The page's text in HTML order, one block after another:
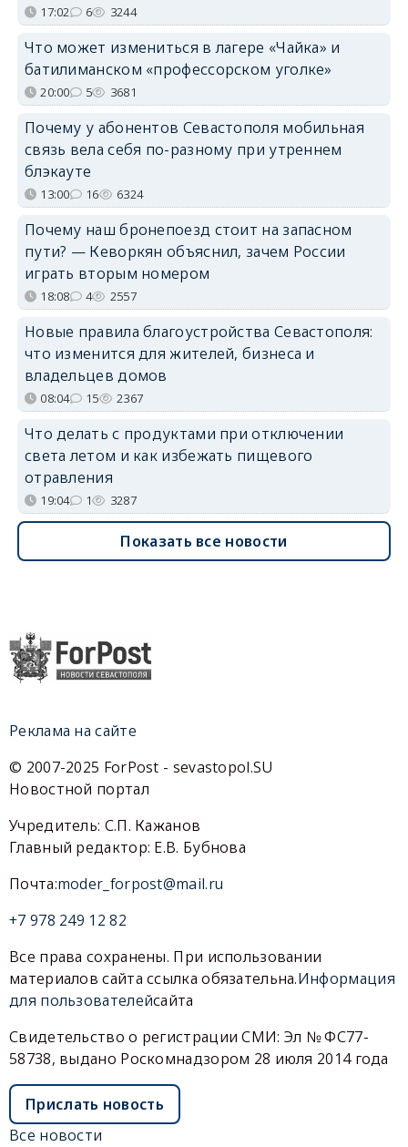
17:02 6 3244
Что может измениться в лагере «Чайка» и
батилиманском «профессорском уголке»
20:00 5 3681
Почему у абонентов Севастополя мобильная
связь вела себя по-разному при утреннем
блэкауте
13:00 16 6324
Почему наш бронепоезд стоит на запасном
пути? — Кеворкян объяснил, зачем России
играть вторым номером
18:08 4 2557
Новые правила благоустройства Севастополя:
что изменится для жителей, бизнеса и
владельцев домов
08:04 15 2367
Что делать с продуктами при отключении
света летом и как избежать пищевого
отравления
19:04 1 3287
Показать все новости
Реклама на сайте
© 2007-2025 ForPost - sevastopol.SU
Новостной портал
Учредитель: С.П. Кажанов
Главный редактор: Е.В. Бубнова
Почта:moder_forpost@mail.ru
+7 978 249 12 82
Все права сохранены. При использовании
материалов сайта ссылка обязательна.Информация
для пользователейсайта
Свидетельство о регистрации СМИ: Эл № ФС77-
58738, выдано Роскомнадзором 28 июля 2014 года
Прислать новость
Все новости